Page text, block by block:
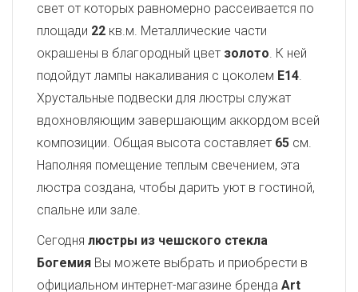
свет от которых равномерно рассеивается по
площади 22 кв.м. Металлические части
окрашены в благородный цвет золото. К ней
подойдут лампы накаливания с цоколем E14.
Хрустальные подвески для люстры служат
вдохновляющим завершающим аккордом всей
композиции. Общая высота составляет 65 см.
Наполняя помещение теплым свечением, эта
люстра создана, чтобы дарить уют в гостиной,
спальне или зале.
Сегодня люстры из чешского стекла
Богемия Вы можете выбрать и приобрести в
официальном интернет-магазине бренда Art